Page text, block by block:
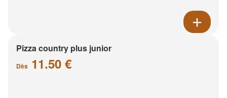
Pizza country plus junior
Dès 11.50 €